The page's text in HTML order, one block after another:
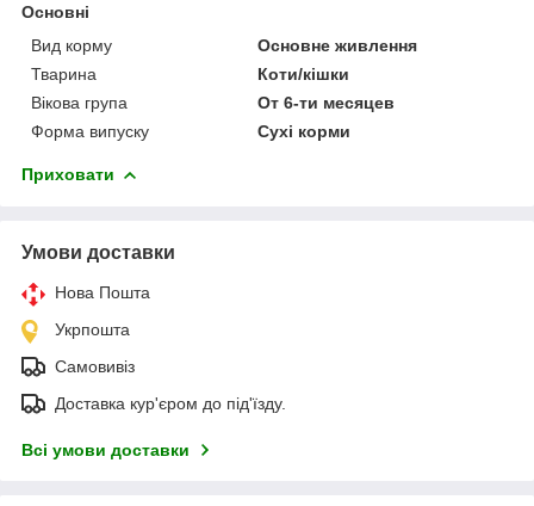
Основні
Вид корму
Основне живлення
Тварина
Коти/кішки
Вікова група
От 6-ти месяцев
Форма випуску
Сухі корми
Приховати
Умови доставки
Нова Пошта
Укрпошта
Самовивіз
Доставка кур'єром до під'їзду.
Всі умови доставки